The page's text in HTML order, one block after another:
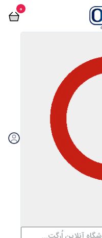
0
عسل بوقناق 900 گرمی ارگانیک هاکان